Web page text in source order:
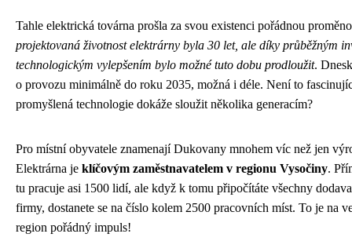
Tahle elektrická továrna prošla za svou existenci pořádnou
projektovaná životnost elektrárny byla 30 let, ale díky průběžným
technologickým vylepšením bylo možné tuto dobu prodloužit.
o provozu minimálně do roku 2035, možná i déle. Není to
promyšlená technologie dokáže sloužit několika generacím?
Pro místní obyvatele znamenají Dukovany mnohem víc než jen
Elektrárna je klíčovým zaměstnavatelem v regionu Vysočiny.
tu pracuje asi 1500 lidí, ale když k tomu připočítáte všechny
firmy, dostanete se na číslo kolem 2500 pracovních míst. To je na
region pořádný impuls!